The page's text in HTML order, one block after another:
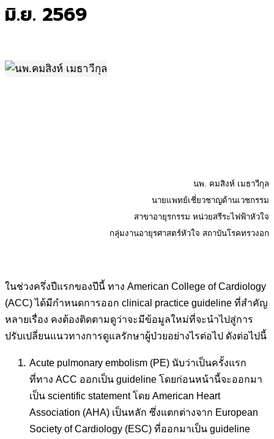
มิ.ย. 2569
นพ. คมสิงห์ เมธาวีกุล
นายแพทย์เชี่ยวชาญด้านเวชกรรม
สาขาอายุรกรรม หน่วยสรีระไฟฟ้าหัวใจ
กลุ่มงานอายุรศาสตร์หัวใจ สถาบันโรคทรวงอก
ในช่วงครึ่งปีแรกของปีนี้ ทาง American College of Cardiology
(ACC) ได้มีกำหนดการออก clinical practice guideline ที่สำคัญ
หลายเรื่อง คงต้องติดตามดูว่าจะมีข้อมูลใหม่ที่จะนำไปสู่การ
ปรับเปลี่ยนแนวทางการดูแลรักษาผู้ป่วยอย่างไรต่อไป ดังต่อไปนี้
Acute pulmonary embolism (PE) นับว่าเป็นครั้งแรก
ที่ทาง ACC ออกเป็น guideline โดยก่อนหน้านี้จะออกมา
เป็น scientific statement โดย American Heart
Association (AHA) เป็นหลัก ซึ่งแตกต่างจาก European
Society of Cardiology (ESC) ที่ออกมาเป็น guideline